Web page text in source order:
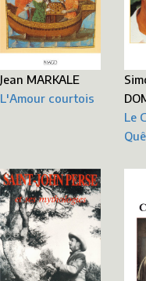
Jean MARKALE
L'Amour courtois
Le